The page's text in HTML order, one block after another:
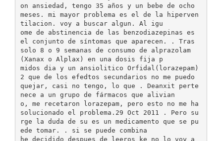
on ansiedad, tengo 35 años y un bebe de ocho
meses. mi mayor problema es el de la hiperven
tilacion. voy a buscar algun. Al igu
ome de abstinencia de las benzodiazepinas es
el conjunto de síntomas que aparecen. . Tras
solo 8 o 9 semanas de consumo de alprazolam
(Xanax o Alplax) en una dosis fija p
midos dia y un ansiolitico Orfidal(lorazepam)
2 que de los efedtos secundarios no me puedo
quejar, casi no tengo, lo que . Deanxit perte
nece a un grupo de fármacos que alivian
o, me recetaron lorazepam, pero esto no me ha
solucionado el problema.29 Oct 2011 . Pero su
rge la duda de su es un medicamento que se pu
ede tomar. . si se puede combina
he decidido despues de leeros ke no lo voy a